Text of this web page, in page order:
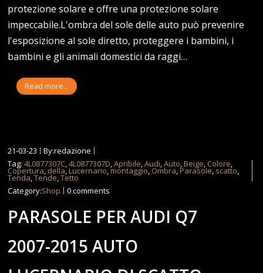
protezione solare e offre una protezione solare
impeccabile.L'ombra del sole delle auto può prevenire
l'esposizione al sole diretto, proteggere i bambini, i
bambini e gli animali domestici da raggi…
Read more...
21-03-23
By:redazione
Tag:4L0877307C,4L0877307D,Apribile,Audi,Auto,Beige, Colore,
Copertura, della,Lucernario,montaggio, Ombra,Parasole, scatto,
Tenda,Tende,Tetto
Category:Shop 0 comments
PARASOLE PER AUDI Q7
2007-2015 AUTO